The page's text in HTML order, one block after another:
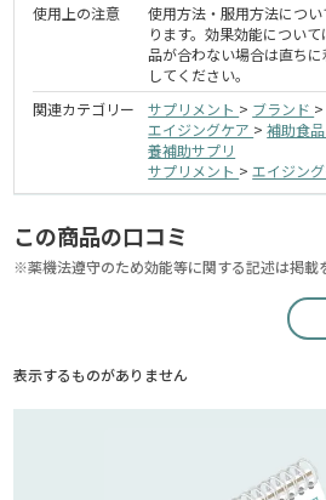
使用上の注意
使用方法・服用方法につ
ります。効果効能につい
品が合わない場合は直ち
してください。
関連カテゴリー
サプリメント > ブランド >
エイジングケア >補助食
養補助サプリ
サプリメント >エイジン
この商品の口コミ
※薬機法遵守のため効能等に関する記述は掲載
表示するものがありません